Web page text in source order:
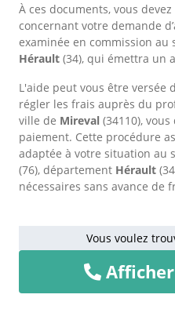
À ces documents, vous
concernant votre demande
examinée en commission
Hérault (34), qui émettra un
L'aide peut vous être versée
régler les frais auprès du
ville de Mireval (34110),
paiement. Cette procédure
adaptée à votre situation au
(76), département Hérault
nécessaires sans avance de
Vous voulez